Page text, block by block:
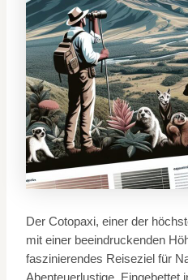
Der Cotopaxi, einer der
mit einer beeindruckenden
faszinierendes Reiseziel für